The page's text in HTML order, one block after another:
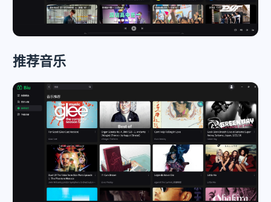
推荐音乐